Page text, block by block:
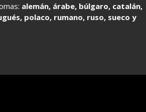
alemán, árabe, búlgaro, catalán,
polaco, rumano, ruso, sueco y